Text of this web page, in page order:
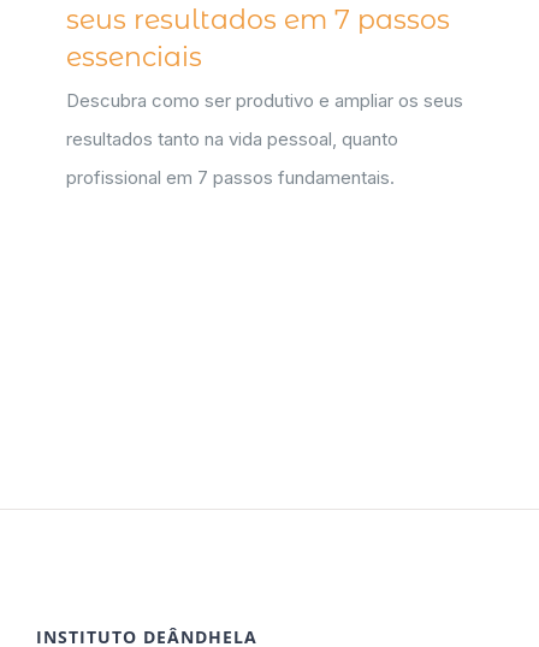
seus resultados em 7 passos
essenciais
Descubra como ser produtivo e ampliar os seus
resultados tanto na vida pessoal, quanto
profissional em 7 passos fundamentais.
INSTITUTO DEÂNDHELA